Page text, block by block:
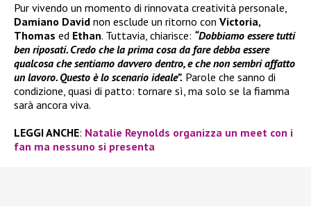
Pur vivendo un momento di rinnovata creatività personale,
Damiano David non esclude un ritorno con Victoria,
Thomas ed Ethan. Tuttavia, chiarisce: “Dobbiamo essere tutti
ben riposati. Credo che la prima cosa da fare debba essere
qualcosa che sentiamo davvero dentro, e che non sembri affatto
un lavoro. Questo è lo scenario ideale”. Parole che sanno di
condizione, quasi di patto: tornare sì, ma solo se la fiamma
sarà ancora viva.
LEGGI ANCHE: Natalie Reynolds organizza un meet con i
fan ma nessuno si presenta